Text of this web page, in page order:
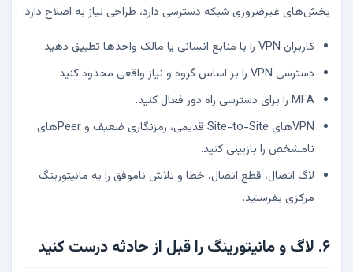
بخش‌های غیرضروری شبکه دسترسی دارد، طراحی نیاز به اصلاح دارد.
کاربران VPN را با منابع انسانی یا مالک واحدها تطبیق دهید.
دسترسی VPN را بر اساس گروه و نیاز واقعی محدود کنید.
MFA را برای دسترسی راه دور فعال کنید.
VPNهای Site-to-Site قدیمی، رمزنگاری ضعیف و Peerهای
نامشخص را بازبینی کنید.
لاگ اتصال، قطع اتصال، خطا و تلاش ناموفق را به مانیتورینگ
مرکزی بفرستید.
۶. لاگ و مانیتورینگ را قبل از حادثه درست کنید